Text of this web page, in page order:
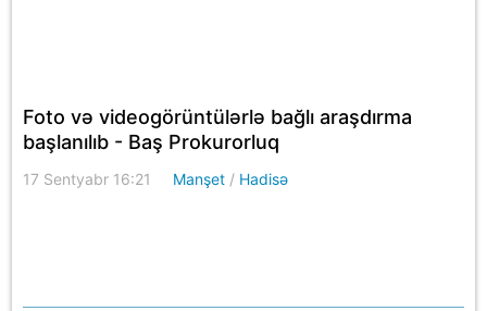
Foto və videogörüntülərlə bağlı araşdırma
başlanılıb - Baş Prokurorluq
17 Sentyabr 16:21 Manşet / Hadisə